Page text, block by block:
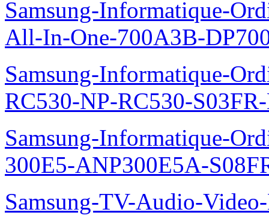
Samsung-Informatique-
All-In-One-700A3B-
Samsung-Informatique-
RC530-NP-RC530-
Samsung-Informatique-
300E5-ANP300E5A-
Samsung-TV-Audio-